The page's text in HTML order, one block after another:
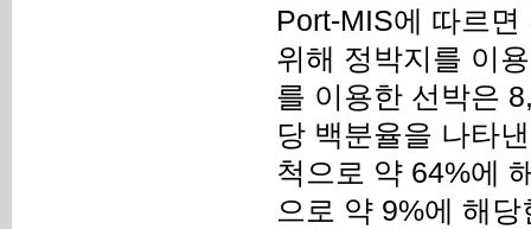
Port-MIS에 따르
위해 정박지를 이
를 이용한 선박은
당 백분율을 나타
척으로 약 64%에
으로 약 9%에 해